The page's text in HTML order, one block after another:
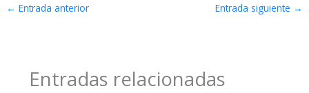
← Entrada anterior Entrada siguiente →
Entradas relacionadas